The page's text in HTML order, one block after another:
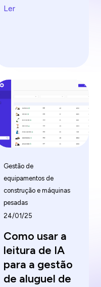
guia completo.
Ler
Gestão de
equipamentos de
construção e máquinas
pesadas
24/01/25
Como usar a
leitura de IA
para a gestão
de aluguel de